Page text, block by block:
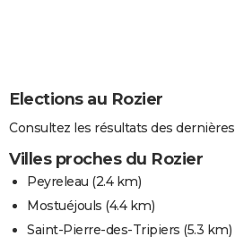
Elections au Rozier
Consultez les résultats des dernières
Villes proches du Rozier
Peyreleau (2.4 km)
Mostuéjouls (4.4 km)
Saint-Pierre-des-Tripiers (5.3 km)